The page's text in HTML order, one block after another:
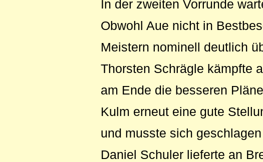
In der zweiten Vorrunde
Obwohl Aue nicht in
Meistern nominell deutlich
Thorsten Schrägle kämpfte
am Ende die besseren
Kulm erneut eine gute
und musste sich
Daniel Schuler lieferte an